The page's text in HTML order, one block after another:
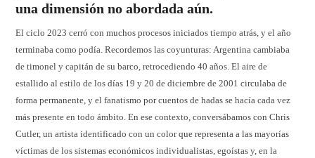
una dimensión no abordada aún.
El ciclo 2023 cerró con muchos procesos iniciados tiempo atrás, y el año
terminaba como podía. Recordemos las coyunturas: Argentina cambiaba
de timonel y capitán de su barco, retrocediendo 40 años. El aire de
estallido al estilo de los días 19 y 20 de diciembre de 2001 circulaba de
forma permanente, y el fanatismo por cuentos de hadas se hacía cada vez
más presente en todo ámbito. En ese contexto, conversábamos con Chris
Cutler, un artista identificado con un color que representa a las mayorías
víctimas de los sistemas económicos individualistas, egoístas y, en la